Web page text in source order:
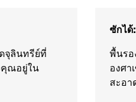
จุลินทรีย์ที่
คุณอยู่ใน
ซักได้:
พื้นรอ
องศา
สะอา